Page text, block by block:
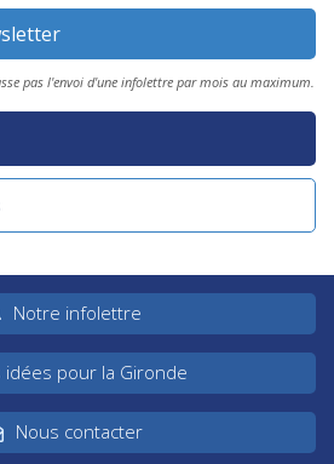
pas l'envoi d'une infolettre par mois au maximum.
Notre infolettre
idées pour la Gironde
Nous contacter